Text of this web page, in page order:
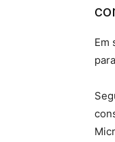
Em
para